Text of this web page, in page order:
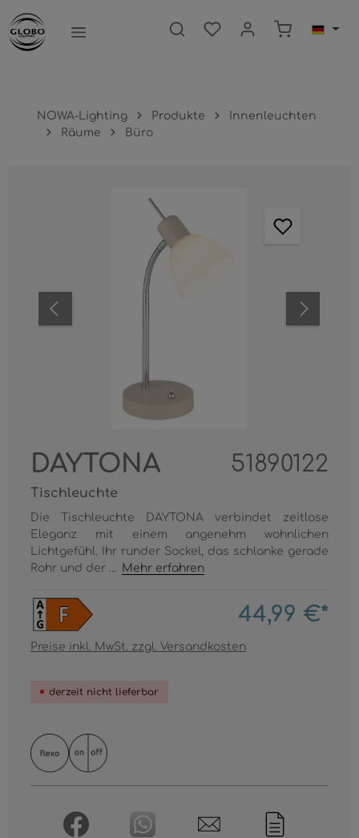
springen Warenkorb
NOWA-Lighting Produkte
Innenleuchten
Räume
Büro
Bildergalerie überspringen
DAYTONA 51890122
Tischleuchte
Die Tischleuchte DAYTONA verbindet zeitlose
Eleganz mit einem angenehm wohnlichen
Lichtgefühl. Ihr runder Sockel, das schlanke gerade
Rohr und der ...
Mehr erfahren
44,99 €*
Preise inkl. MwSt. zzgl. Versandkosten
derzeit nicht lieferbar